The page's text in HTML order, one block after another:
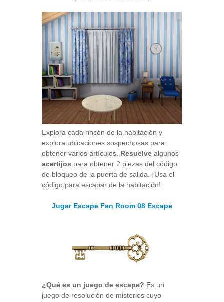
Explora cada rincón de la habitación y
explora ubicaciones sospechosas para
obtener varios artículos. Resuelve algunos
acertijos para obtener 2 piezas del código
de bloqueo de la puerta de salida. ¡Usa el
código para escapar de la habitación!
Jugar Escape Fan Room 08 Escape
¿Qué es un juego de escape? Es un
juego de resolución de misterios cuyo